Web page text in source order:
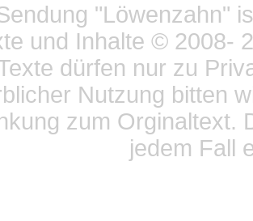
"Löwenzahn"
und Inhalte © 2008-
dürfen nur zu
Nutzung bitten
zum Orginaltext.
jedem Fall